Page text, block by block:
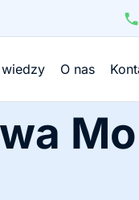
O nas